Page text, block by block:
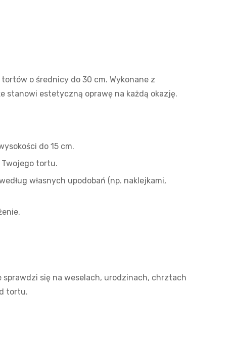
o średnicy do 30 cm. Wykonane z
stanowi estetyczną oprawę na każdą okazję.
do 15 cm.
tortu.
własnych upodobań (np. naklejkami,
się na weselach, urodzinach, chrztach
tortu.